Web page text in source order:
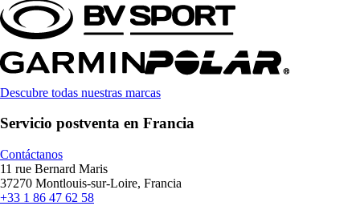
Descubre todas nuestras marcas
Servicio postventa en Francia
Contáctanos
11 rue Bernard Maris
37270 Montlouis-sur-Loire, Francia
+33 1 86 47 62 58